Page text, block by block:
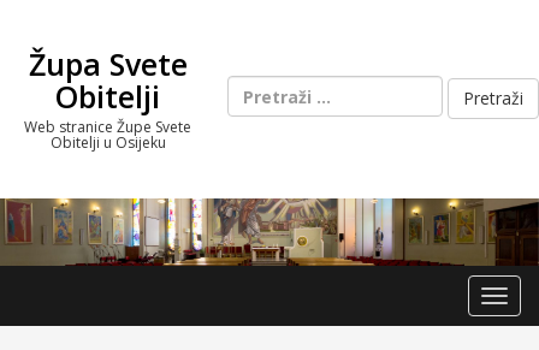
contentŽupa Svete
Obitelji
Web stranice Župe Svete
Obitelji u Osijeku
Pretraži: